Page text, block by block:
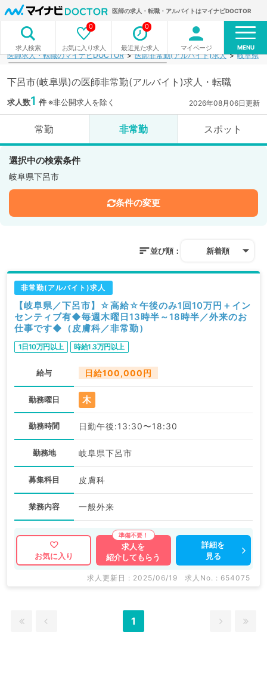
医師の求人・転職・アルバイトはマイナビDOCTOR
求人検索 お気に入り求人
0
最近見た求人
0
マイページ MENU
医師求人・転職のマイナビDOCTOR 医師非常勤(アルバイト)求人 岐阜県
下呂市(岐阜県)の医師非常勤(アルバイト)求人・転職
求人数1 件※非公開求人を除く 2026年08月06日更新
常勤 非常勤 スポット
選択中の検索条件
岐阜県下呂市
条件の変更
並び順： 新着順
非常勤(アルバイト)求人
【岐阜県／下呂市】☆高給☆午後のみ1回10万円＋イン
センティブ有◆毎週木曜日13時半～18時半／外来のお
仕事です◆（皮膚科／非常勤）
1日10万円以上 時給1.3万円以上
給与 日給100,000円
勤務曜日 木
勤務時間 日勤午後:13:30〜18:30
勤務地 岐阜県下呂市
募集科目 皮膚科
業務内容 一般外来
お気に入り
求人を
紹介してもらう
詳細を
見る
求人更新日 : 2025/06/19 求人No. : 654075
1